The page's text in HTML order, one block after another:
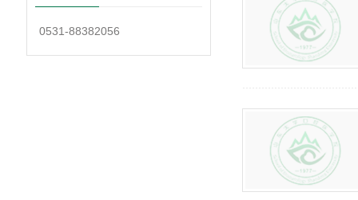
0531-88382056